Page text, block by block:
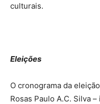
culturais.
Eleições
O cronograma da
Rosas Paulo A.C. Silva